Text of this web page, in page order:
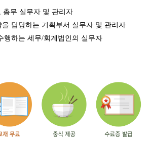
무 실무자 및 관리자
담당하는 기획부서 실무자 및 관리자
하는 세무/회계법인의 실무자